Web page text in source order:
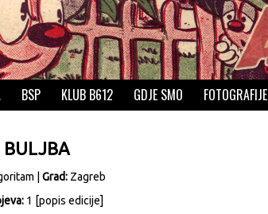
BSP KLUB B612 GDJE SMO FOTOGRAFIJE
BULJBA
Grad: Zagreb
1 [popis edicije]